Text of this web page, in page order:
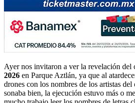
Ayer nos invitaron a ver la revelación del
2026 en Parque Aztlán, ya que al
drones con los nombres de los artistas
sonaba bien, la ejecución estuvo más o